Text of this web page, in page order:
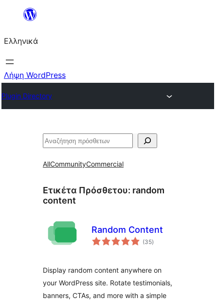
Μετάβαση
περιεχόμενο
Ελληνικά
Λήψη WordPress
Plugin Directory
Αναζήτηση
AllCommunityCommercial
Ετικέτα Πρόσθετου: random
content
Random Content
(35αξιολογήσεις
σύνολο
)
Display random content anywhere on
your WordPress site. Rotate testimonials,
banners, CTAs, and more with a simple